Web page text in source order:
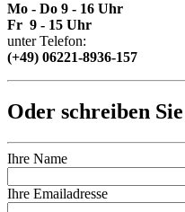
Mo - Do 9 - 16 Uhr
Fr 9 - 15 Uhr
unter Telefon:
(+49) 06221-8936-157
Oder schreiben
Ihre Name
Ihre Emailadresse